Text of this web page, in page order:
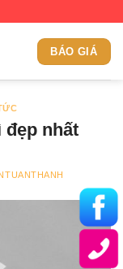
BÁO GIÁ
đẹp nhất